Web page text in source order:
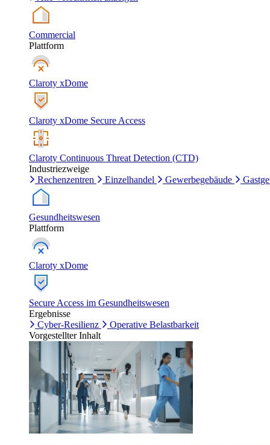
Commercial
Plattform
Claroty xDome
Claroty xDome Secure Access
Claroty Continuous Threat Detection (CTD)
Industriezweige
Rechenzentren
Einzelhandel Gewerbegebäude
Gesundheitswesen
Plattform
Claroty xDome
Secure Access im Gesundheitswesen
Ergebnisse
Cyber-Resilienz
Operative Belastbarkeit
Vorgestellter Inhalt